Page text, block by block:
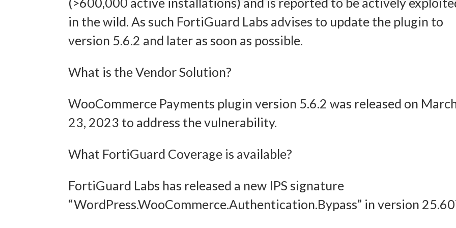
Eigenschaften
Abgleichung und Kombination von Daten aus unterschiedlichen Quellen, Verknüpfung
übermittelter Informationen.
Gewährleistung der Sicherheit, Verhinderung und Aufdeckung von
Betrug und Fehlerbehebung, Bereitstellung und Anzeige von Werbung
und Inhalten, Ihre Entscheidungen zum Datenschutz speichern und
in the wild. As such FortiGuard Labs advises to update the plugin to
version 5.6.2 and later as soon as possible.
What is the Vendor Solution?
WooCommerce Payments plugin version 5.6.2 was released on
23, 2023 to address the vulnerability.
What FortiGuard Coverage is available?
FortiGuard Labs has released a new IPS signature
“WordPress.WooCommerce.Authentication.Bypass” in version